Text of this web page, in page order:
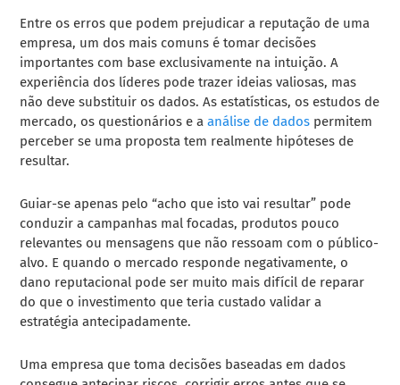
Entre os erros que podem prejudicar a reputação de uma
empresa, um dos mais comuns é tomar decisões
importantes com base exclusivamente na intuição. A
experiência dos líderes pode trazer ideias valiosas, mas
não deve substituir os dados. As estatísticas, os estudos de
mercado, os questionários e aanálise de dados permitem
perceber se uma proposta tem realmente hipóteses de
resultar.
Guiar-se apenas pelo “acho que isto vai resultar” pode
conduzir a campanhas mal focadas, produtos pouco
relevantes ou mensagens que não ressoam com o público-
alvo. E quando o mercado responde negativamente, o
dano reputacional pode ser muito mais difícil de reparar
do que o investimento que teria custado validar a
estratégia antecipadamente.
Uma empresa que toma decisões baseadas em dados